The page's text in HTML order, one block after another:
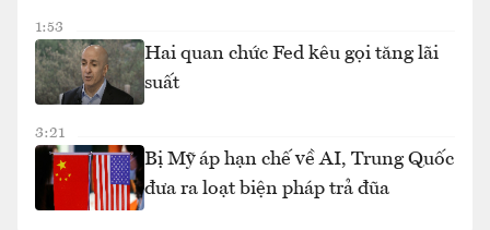
1:53
Hai quan chức Fed kêu gọi tăng lãi
suất
3:21
Bị Mỹ áp hạn chế về AI, Trung Quốc
đưa ra loạt biện pháp trả đũa